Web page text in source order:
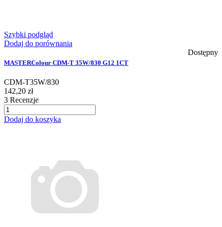
Szybki podgląd
Dodaj do porównania
Dostępny
MASTERColour CDM-T 35W/830 G12 1CT
CDM-T35W/830
142,20 zł
3 Recenzje
Dodaj do koszyka